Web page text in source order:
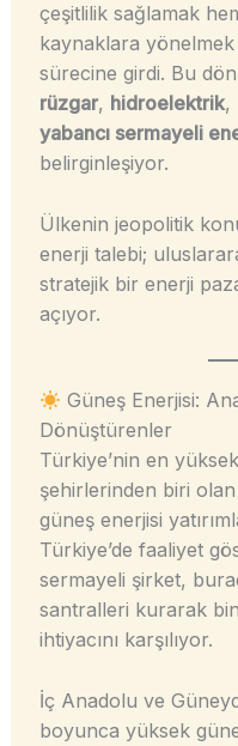
çeşitlilik sağlamak
kaynaklara
sürecine girdi. Bu
rüzgar, hidroelektrik,
yabancı sermayeli
belirginleşiyor.
Ülkenin jeopolitik
enerji talebi;
stratejik bir enerji
açıyor.
Güneş Enerjisi:
Dönüştürenler
Türkiye’nin en
şehirlerinden biri olan
güneş enerjisi
Türkiye’de faaliyet
sermayeli şirket,
santralleri kurarak
ihtiyacını karşılıyor.
İç Anadolu ve
boyunca yüksek